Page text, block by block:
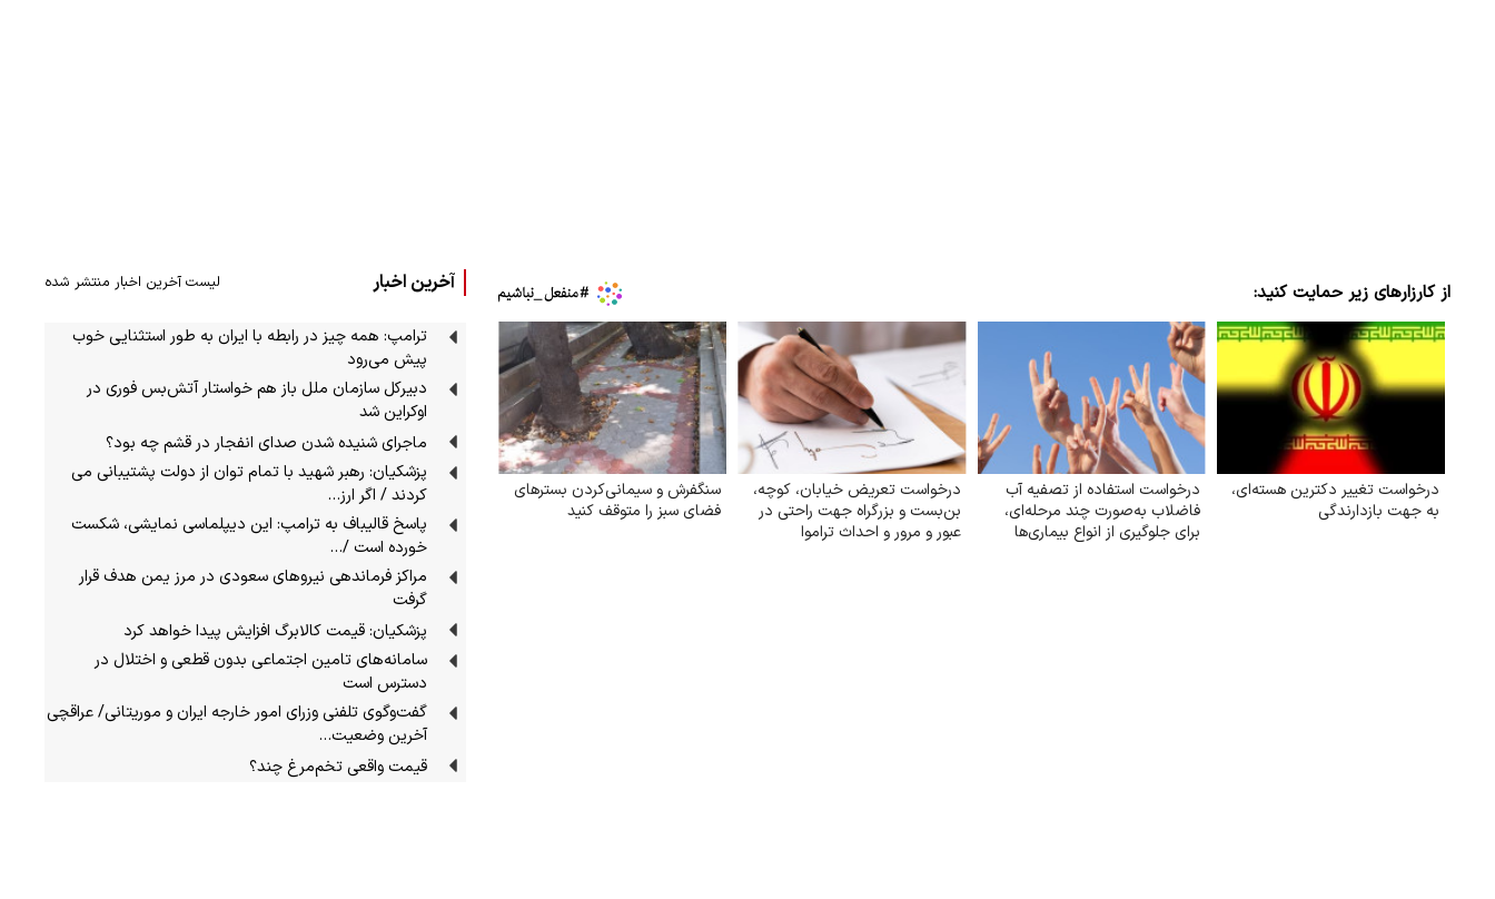
از کارزارهای زیر حمایت کنید:
درخواست تغییر دکترین هسته‌ای،
به جهت بازدارندگی
درخواست استفاده از تصفیه آب
فاضلاب به‌صورت چند مرحله‌ای،
برای جلوگیری از انواع بیماری‌ها
درخواست تعریض خیابان، کوچه،
بن‌بست و بزرگراه جهت راحتی در
عبور و مرور و احداث تراموا
سنگفرش و سیمانی‌کردن بسترهای
فضای سبز را متوقف کنید
آخرین اخبار لیست آخرین اخبار منتشر شده
ترامپ: همه چیز در رابطه با ایران به طور استثنایی خوب
پیش می‌رود
دبیرکل سازمان ملل باز هم خواستار آتش‌بس فوری در
اوکراین شد
ماجرای شنیده شدن صدای انفجار در قشم چه بود؟
پزشکیان: رهبر شهید با تمام توان از دولت پشتیبانی می
کردند / اگر ارز…
پاسخ قالیباف به ترامپ: این دیپلماسی نمایشی، شکست
خورده است /…
مراکز فرماندهی نیروهای سعودی در مرز یمن هدف قرار
گرفت
پزشکیان: قیمت کالابرگ افزایش پیدا خواهد کرد
سامانه‌های تامین اجتماعی بدون قطعی و اختلال در
دسترس است
گفت‌وگوی تلفنی وزرای امور خارجه ایران و موریتانی/ عراقچی
آخرین وضعیت…
قیمت واقعی تخم‌مرغ چند؟